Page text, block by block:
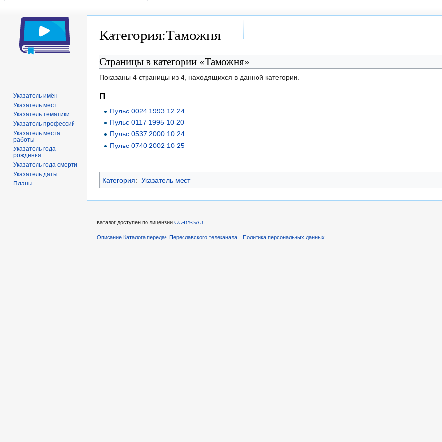
Категория:Таможня
Перейти
к
навигации
Перейти
к
поиску
Страницы в категории «Таможня»
Показаны 4 страницы из 4, находящихся в данной категории.
П
Пульс 0024 1993 12 24
Пульс 0117 1995 10 20
Пульс 0537 2000 10 24
Пульс 0740 2002 10 25
Категория: Указатель мест
Указатель имён
Указатель мест
Указатель тематики
Указатель профессий
Указатель места
работы
Указатель года
рождения
Указатель года смерти
Указатель даты
Планы
Каталог доступен по лицензии CC-BY-SA 3
Описание Каталога передач Переславского телеканала Политика персональных данных